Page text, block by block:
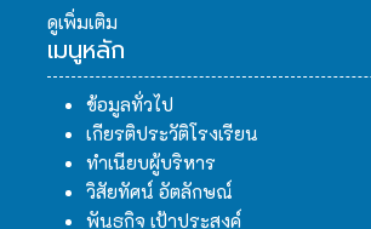
ดูเพิ่มเติม
เมนูหลัก
ข้อมูลทั่วไป
เกียรติประวัติโรงเรียน
ทำเนียบผู้บริหาร
วิสัยทัศน์ อัตลักษณ์
พันธกิจ เป้าประสงค์